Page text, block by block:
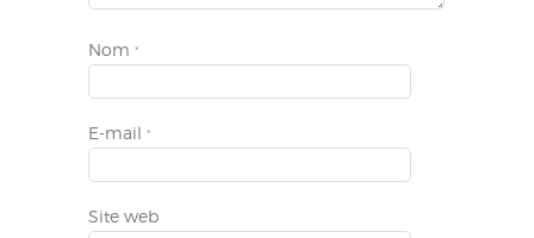
Nom *
E-mail *
Site web